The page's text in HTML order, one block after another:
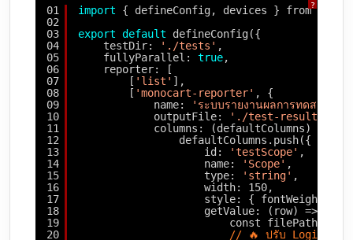
?
01
02
03
04
05
06
07
08
09
10
11
12
13
14
15
16
17
18
19
20
import { defineConfig, devices } from
export default
defineConfig({
testDir:
'./tests' ,
fullyParallel: true,
reporter: [
[ 'list' ],
[ 'monocart-reporter' , {
name:
'ระบบรายงานผลการทดสอบแ
outputFile:
'./test-results/
columns: (defaultColumns) => {
defaultColumns.push({
id:
'testScope' ,
name:
'Scope' ,
type:
'string' ,
width: 150,
style: { fontWeight:
getValue: (row) => {
const filePath =
// 🔥 ปรับ Logic: ถ้ามีชื่